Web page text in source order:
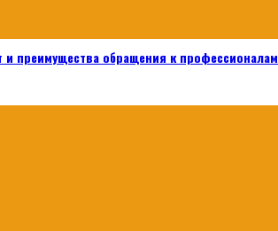
преимущества обращения к профессионалам